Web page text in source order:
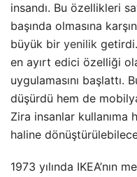
insandı. Bu özellikleri
başında olmasına
büyük bir yenilik getirdi.
en ayırt edici özelliği
uygulamasını başlattı.
düşürdü hem de
Zira insanlar kullanıma
haline
1973 yılında IKEA’nın